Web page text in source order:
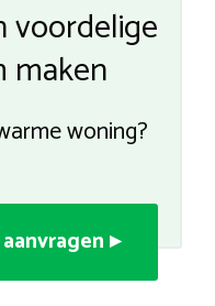
voordelige
maken
woning?
▸